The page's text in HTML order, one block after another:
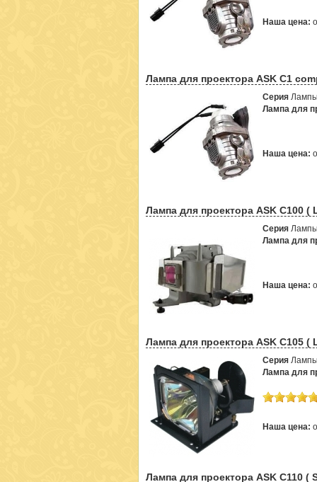
Наша цена:
Лампа для проектора ASK C1
Серия
Лампа для
Наша цена:
Лампа для проектора ASK C100 (
Серия
Лампа для
Наша цена:
Лампа для проектора ASK C105 (
Серия
Лампа для
Наша цена:
Лампа для проектора ASK C110 (